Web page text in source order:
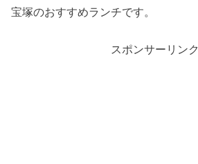
宝塚のおすすめランチです。
スポンサーリンク